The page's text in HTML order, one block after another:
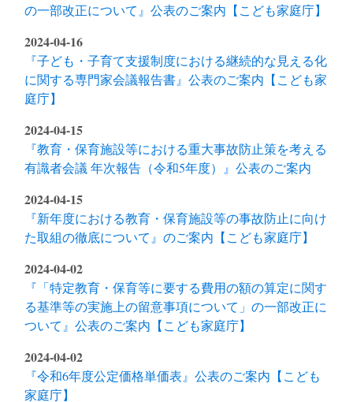
の一部改正について』公表のご案内【こども家庭庁】
2024-04-16
『子ども・子育て支援制度における継続的な見える化
に関する専門家会議報告書』公表のご案内【こども家
庭庁】
2024-04-15
『教育・保育施設等における重大事故防止策を考える
有識者会議 年次報告（令和5年度）』公表のご案内
2024-04-15
『新年度における教育・保育施設等の事故防止に向け
た取組の徹底について』のご案内【こども家庭庁】
2024-04-02
『「特定教育・保育等に要する費用の額の算定に関す
る基準等の実施上の留意事項について」の一部改正に
ついて』公表のご案内【こども家庭庁】
2024-04-02
『令和6年度公定価格単価表』公表のご案内【こども
家庭庁】